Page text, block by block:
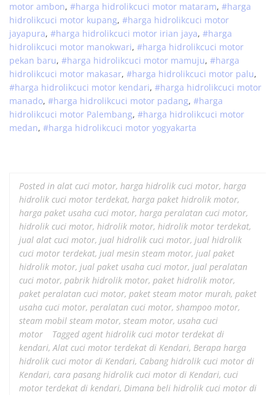
motor ambon, #harga hidrolikcuci motor mataram, #harga
hidrolikcuci motor kupang, #harga hidrolikcuci motor
jayapura, #harga hidrolikcuci motor irian jaya, #harga
hidrolikcuci motor manokwari, #harga hidrolikcuci motor
pekan baru, #harga hidrolikcuci motor mamuju, #harga
hidrolikcuci motor makasar, #harga hidrolikcuci motor palu,
#harga hidrolikcuci motor kendari, #harga hidrolikcuci motor
manado, #harga hidrolikcuci motor padang, #harga
hidrolikcuci motor Palembang, #harga hidrolikcuci motor
medan, #harga hidrolikcuci motor yogyakarta
Posted in alat cuci motor, harga hidrolik cuci motor, harga
hidrolik cuci motor terdekat, harga paket hidrolik motor,
harga paket usaha cuci motor, harga peralatan cuci motor,
hidrolik cuci motor, hidrolik motor, hidrolik motor terdekat,
jual alat cuci motor, jual hidrolik cuci motor, jual hidrolik
cuci motor terdekat, jual mesin steam motor, jual paket
hidrolik motor, jual paket usaha cuci motor, jual peralatan
cuci motor, pabrik hidrolik motor, paket hidrolik motor,
paket peralatan cuci motor, paket steam motor murah, paket
usaha cuci motor, peralatan cuci motor, shampoo motor,
steam mobil steam motor, steam motor, usaha cuci
motor
Tagged agent hidrolik cuci motor terdekat di
kendari,Alat cuci motor terdekat di Kendari, Berapa harga
hidrolik cuci motor di Kendari, Cabang hidrolik cuci motor di
Kendari, cara pasang hidrolik cuci motor di Kendari, cuci
motor terdekat di kendari, Dimana beli hidrolik cuci motor di